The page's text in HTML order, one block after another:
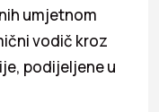
umjetnom
vodič kroz
podijeljene u